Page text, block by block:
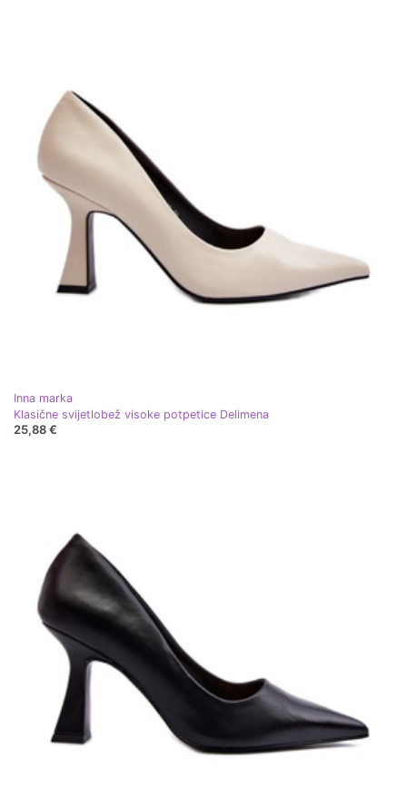
Inna marka
Klasične svijetlobež visoke potpetice Delimena
25,88 €